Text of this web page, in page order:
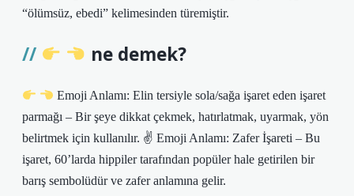
“ölümsüz, ebedi” kelimesinden türemiştir.
ne demek?
Emoji Anlamı: Elin tersiyle sola/sağa işaret eden işaret
parmağı – Bir şeye dikkat çekmek, hatırlatmak, uyarmak, yön
belirtmek için kullanılır. ✌ Emoji Anlamı: Zafer İşareti – Bu
işaret, 60’larda hippiler tarafından popüler hale getirilen bir
barış sembolüdür ve zafer anlamına gelir.